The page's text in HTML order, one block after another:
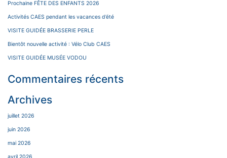
Prochaine FÊTE DES ENFANTS 2026
Activités CAES pendant les vacances d’été
VISITE GUIDÉE BRASSERIE PERLE
Bientôt nouvelle activité : Vélo Club CAES
VISITE GUIDÉE MUSÉE VODOU
Commentaires récents
Archives
juillet 2026
juin 2026
mai 2026
avril 2026